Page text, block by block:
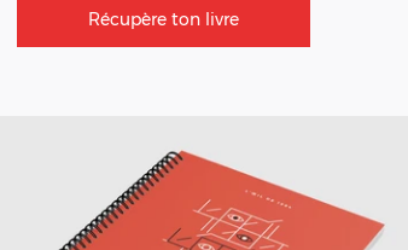
Récupère ton livre